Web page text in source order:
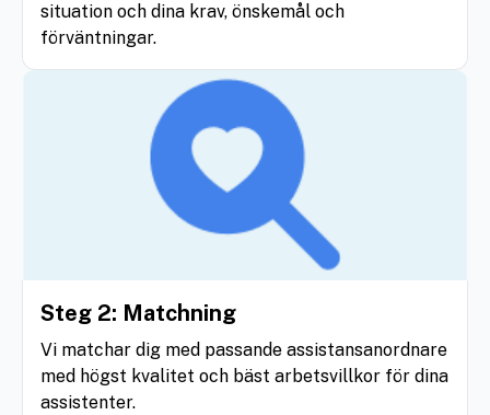
situation och dina krav, önskemål och
förväntningar.
Steg 2: Matchning
Vi matchar dig med passande assistansanordnare
med högst kvalitet och bäst arbetsvillkor för dina
assistenter.